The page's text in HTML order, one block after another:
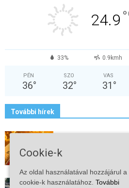
24.9 °
33% 0.9kmh
PÉN
36°
SZO
32°
VAS
31 °
További hírek
Mi történik Európa
2026-08-05
Folyamatosak a
Cookie-k
Az oldal használatával hozzájárul a
cookie-k használatához. További